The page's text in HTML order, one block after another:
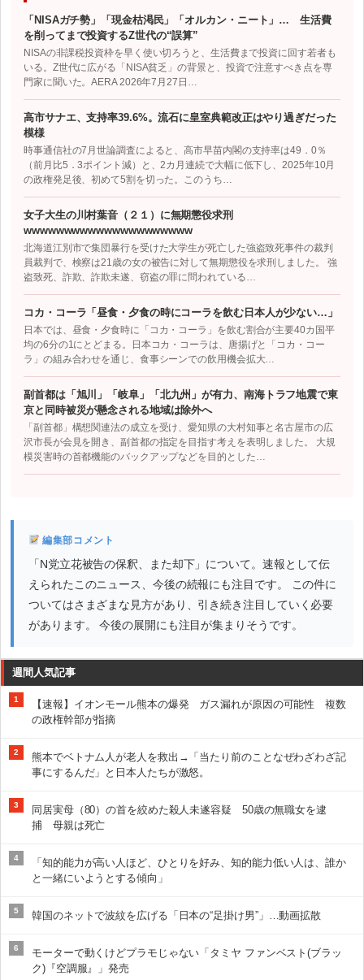
「NISAガチ勢」「現金枯渇民」「オルカン・ニート」… 生活費
を削ってまで投資するZ世代の“誤算”
NISAの非課税投資枠を早く使い切ろうと、生活費まで投資に回す若者も
いる。Z世代に広がる「NISA貧乏」の背景と、投資で注意すべき点を専
門家に聞いた。AERA 2026年7月27日…
高市サナエ、支持率39.6%。流石に皇室典範改正はやり過ぎだった
模様
時事通信社の7月世論調査によると、高市早苗内閣の支持率は49．0％
（前月比5．3ポイント減）と、2カ月連続で大幅に低下し、2025年10月
の政権発足後、初めて5割を切った。このうち…
女子大生の川村葉音（２１）に無期懲役求刑
wwwwwwwwwwwwwwwwwwwww
北海道江別市で集団暴行を受けた大学生が死亡した強盗致死事件の裁判
員裁判で、検察は21歳の女の被告に対して無期懲役を求刑しました。 強
盗致死、詐欺、詐欺未遂、窃盗の罪に問われている…
コカ・コーラ「昼食・夕食の時にコーラを飲む日本人が少ない…」
日本では、昼食・夕食時に「コカ・コーラ」を飲む割合が主要40カ国平
均の6分の1にとどまる。日本コカ・コーラは、唐揚げと「コカ・コー
ラ」の組み合わせを通じ、食事シーンでの飲用機会拡大…
副首都は「旭川」「岐阜」「北九州」が有力、南海トラフ地震で東
京と同時被災が懸念される地域は除外へ
「副首都」構想関連法の成立を受け、愛知県の大村知事と名古屋市の広
沢市長が会見を開き、副首都の指定を目指す考えを表明しました。 大規
模災害時の首都機能のバックアップなどを目的とした…
編集部コメント
「N党立花被告の保釈、また却下」について。速報として伝
えられたこのニュース、今後の続報にも注目です。 この件に
ついてはさまざまな見方があり、引き続き注目していく必要
があります。 今後の展開にも注目が集まりそうです。
週間人気記事
1
【速報】イオンモール熊本の爆発 ガス漏れが原因の可能性 複数
の政権幹部が指摘
2
熊本でベトナム人が老人を救出→「当たり前のことなぜわざわざ記
事にするんだ」と日本人たちが激怒。
3
同居実母（80）の首を絞めた殺人未遂容疑 50歳の無職女を逮
捕 母親は死亡
4
「知的能力が高い人ほど、ひとりを好み、知的能力低い人は、誰か
と一緒にいようとする傾向」
5 韓国のネットで波紋を広げる「日本の“足掛け男”」…動画拡散
6
モーターで動くけどプラモじゃない「タミヤ ファンベスト(ブラッ
ク)『空調服』」発売